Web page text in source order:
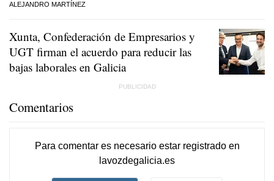
ALEJANDRO MARTÍNEZ
Xunta, Confederación de Empresarios y
UGT firman el acuerdo para reducir las
bajas laborales en Galicia
Comentarios
Para comentar es necesario estar registradoen
lavozdegalicia.es